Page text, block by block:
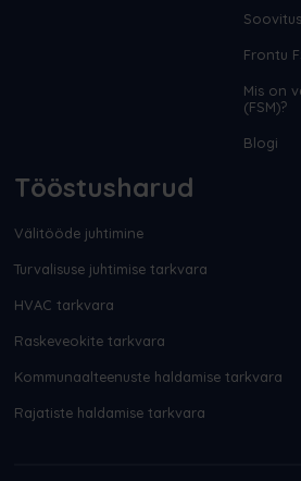
Frontu
Mis on
(FSM)?
Blogi
Tööstusharud
Välitööde juhtimine
Turvalisuse juhtimise tarkvara
HVAC tarkvara
Raskeveokite tarkvara
Kommunaalteenuste haldamise tarkvara
Rajatiste haldamise tarkvara